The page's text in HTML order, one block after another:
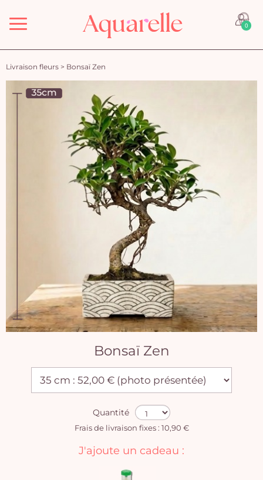
Menu 0
Livraison fleurs > Bonsaï Zen
Bonsaï Zen
Quantité
Frais de livraison fixes : 10,90 €
J'ajoute un cadeau :